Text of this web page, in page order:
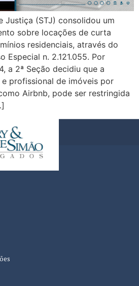
Justiça (STJ) consolidou um
sobre locações de curta
residenciais, através do
Especial n. 2.121.055. Por
a 2ª Seção decidiu que a
profissional de imóveis por
Airbnb, pode ser restringida